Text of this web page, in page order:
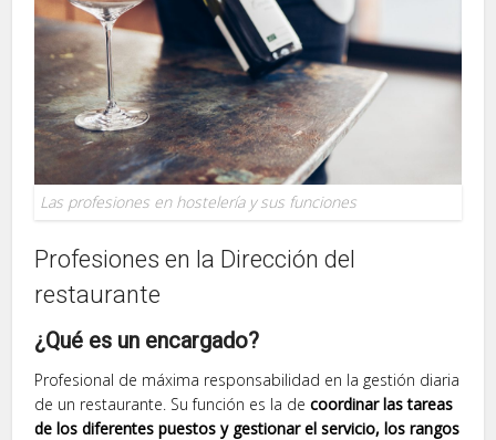
Las profesiones en hostelería y sus funciones
Profesiones en la Dirección del
restaurante
¿Qué es un encargado?
Profesional de máxima responsabilidad en la gestión diaria
de un restaurante. Su función es la de coordinar las tareas
de los diferentes puestos y gestionar el servicio, los rangos